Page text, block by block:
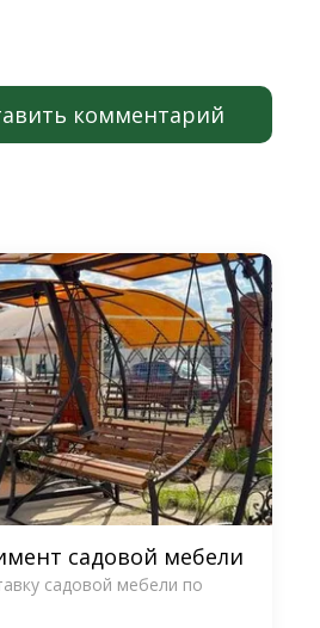
комментарий
садовой мебели
садовой мебели по